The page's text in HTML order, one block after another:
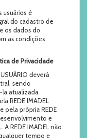
usuários é
do cadastro de
os dados do
as condições
de Privacidade
deverá
sendo
atualizada.
REDE IMADEL
pela própria REDE
e
A REDE IMADEL não
tempo e